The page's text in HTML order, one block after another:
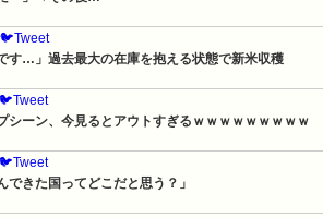
🐦Tweet
す…」過去最大の在庫を抱える状態で新米収穫
🐦Tweet
シーン、今見るとアウトすぎるｗｗｗｗｗｗｗｗｗ
🐦Tweet
きた国ってどこだと思う？」